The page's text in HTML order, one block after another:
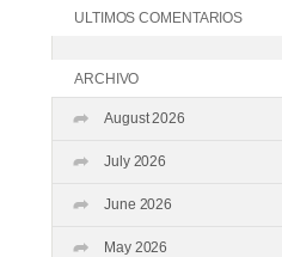
ULTIMOS COMENTARIOS
ARCHIVO
August 2026
July 2026
June 2026
May 2026